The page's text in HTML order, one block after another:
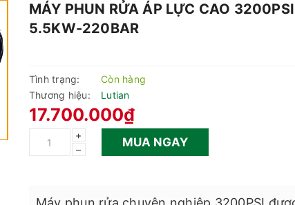
MÁY PHUN RỬA ÁP LỰC CAO
5.5KW-220BAR
Tình trạng:
Còn hàng
Thương hiệu:
Lutian
17.700.000₫
+
–
MUA NGAY